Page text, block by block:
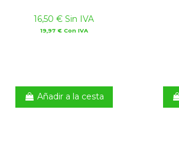
16,50 € Sin IVA
19,97 € Con IVA
Añadir a la cesta